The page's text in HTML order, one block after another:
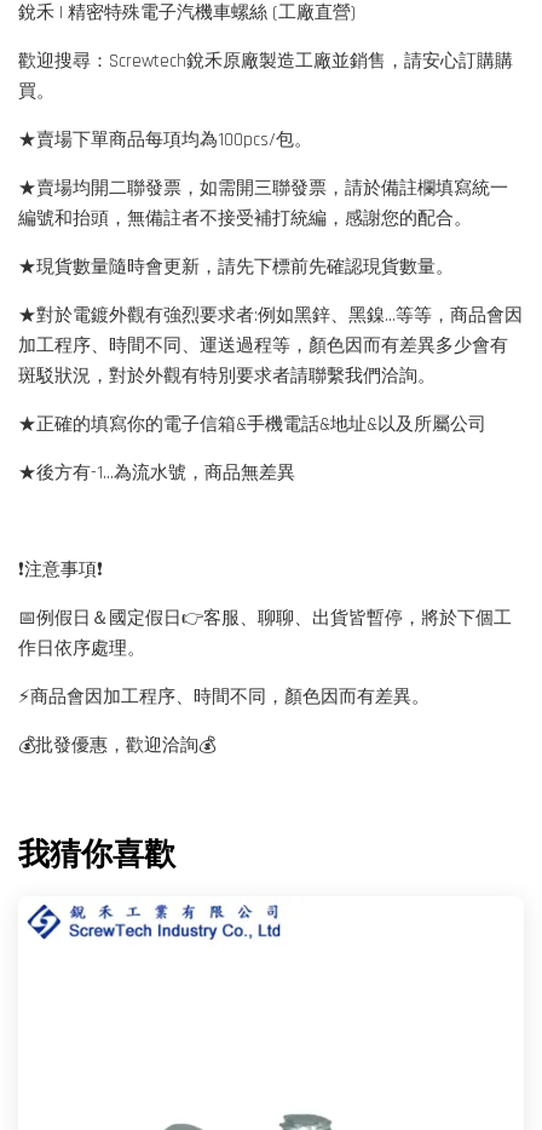
銳禾 | 精密特殊電子汽機車螺絲 (工廠直營)
歡迎搜尋：Screwtech銳禾原廠製造工廠並銷售，請安心訂購購
買。
★賣場下單商品每項均為100pcs/包。
★賣場均開二聯發票，如需開三聯發票，請於備註欄填寫統一
編號和抬頭，無備註者不接受補打統編，感謝您的配合。
★現貨數量隨時會更新，請先下標前先確認現貨數量。
★對於電鍍外觀有強烈要求者:例如黑鋅、黑鎳...等等，商品會因
加工程序、時間不同、運送過程等，顏色因而有差異多少會有
斑駁狀況，對於外觀有特別要求者請聯繫我們洽詢。
★正確的填寫你的電子信箱&手機電話&地址&以及所屬公司
★後方有-1…為流水號，商品無差異
❗️注意事項❗️
📅例假日＆國定假日👉客服、聊聊、出貨皆暫停，將於下個工
作日依序處理。
⚡️商品會因加工程序、時間不同，顏色因而有差異。
💰批發優惠，歡迎洽詢💰
我猜你喜歡